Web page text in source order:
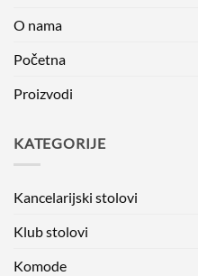
O nama
Početna
Proizvodi
KATEGORIJE
Kancelarijski stolovi
Klub stolovi
Komode